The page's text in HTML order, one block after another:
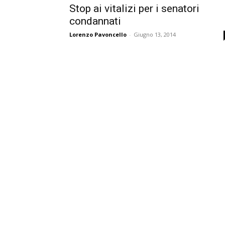
Stop ai vitalizi per i senatori
condannati
Lorenzo Pavoncello - Giugno 13, 2014